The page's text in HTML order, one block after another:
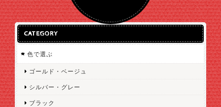
CATEGORY
色で選ぶ
ゴールド・ベージュ
シルバー・グレー
ブラック